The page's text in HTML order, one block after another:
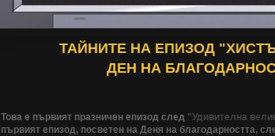
ТАЙНИТЕ НА ЕПИЗОД
ДЕН НА
Това е първият празничен епизод след "Удивителна
първият епизод, посветен на Деня на благодарността,